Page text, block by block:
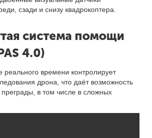
сзади и снизу квадрокоптера.
система помощи
4.0)
реального времени контролирует
дрона, что даёт возможность
в том числе в сложных